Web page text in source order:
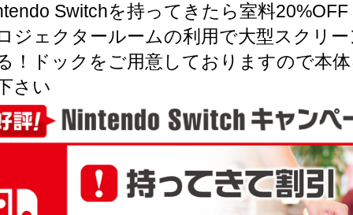
Switchを持ってきたら室料20%OFF
ジェクタールームの利用で大型スクリ
！ドックをご用意しておりますので本
さい